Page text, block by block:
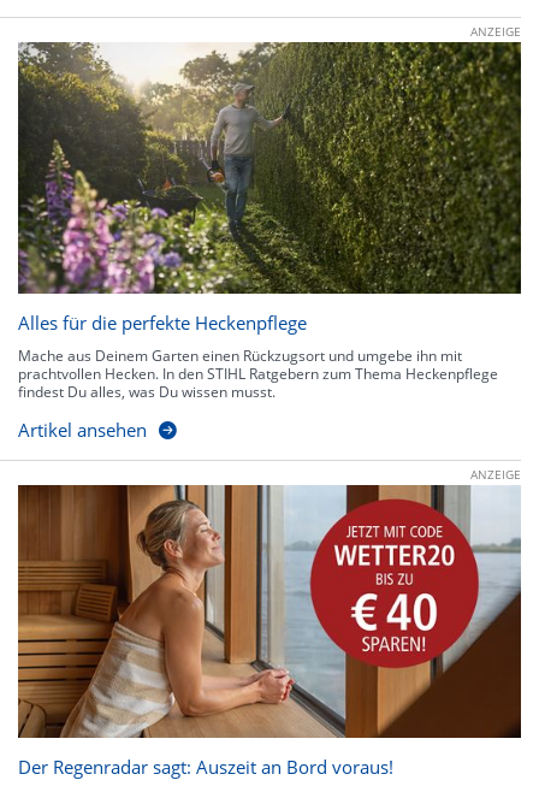
ANZEIGE
Alles für die perfekte Heckenpflege
Mache aus Deinem Garten einen Rückzugsort und umgebe ihn mit
prachtvollen Hecken. In den STIHL Ratgebern zum Thema Heckenpflege
findest Du alles, was Du wissen musst.
Artikel ansehen
ANZEIGE
Der Regenradar sagt: Auszeit an Bord voraus!